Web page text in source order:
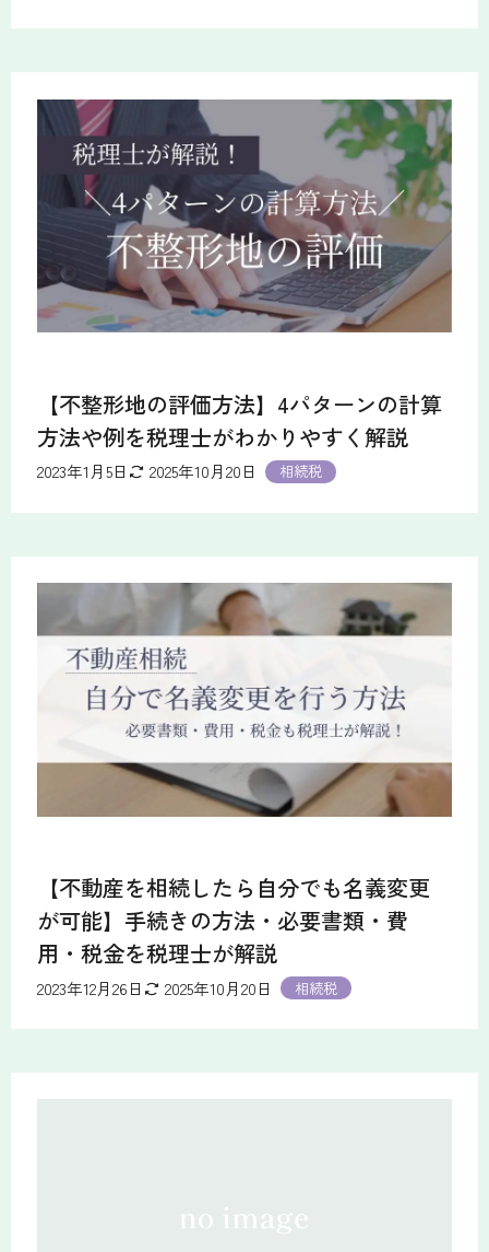
【不整形地の評価方法】4パターンの計算
方法や例を税理士がわかりやすく解説
2023年1月5日 2025年10月20日 相続税
【不動産を相続したら自分でも名義変更
が可能】手続きの方法・必要書類・費
用・税金を税理士が解説
2023年12月26日 2025年10月20日 相続税